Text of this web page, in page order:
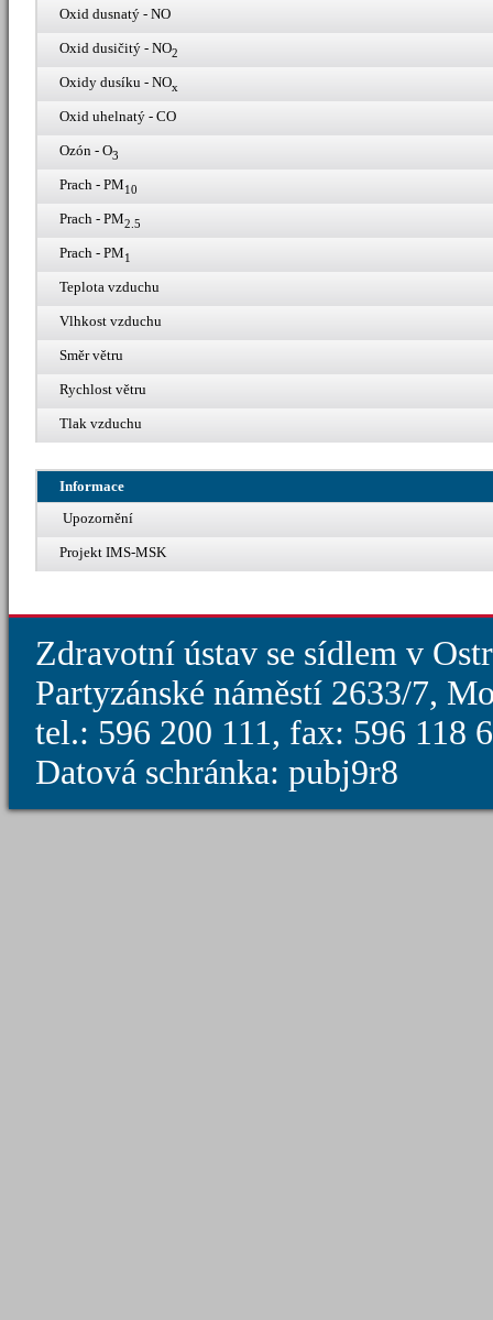
Oxid dusnatý - NO
Oxid dusičitý - NO2
Oxidy dusíku - NOx
Oxid uhelnatý - CO
Ozón - O3
Prach - PM10
Prach - PM2.5
Prach - PM1
Teplota vzduchu
Vlhkost vzduchu
Směr větru
Rychlost větru
Tlak vzduchu
Informace
Upozornění
Projekt IMS-MSK
Zdravotní ústav se sídlem v
Partyzánské náměstí 2633/7,
tel.: 596 200 111, fax: 596 118
Datová schránka: pubj9r8